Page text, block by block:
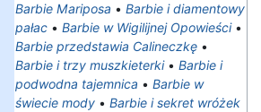
Barbie Mariposa • Barbie i diamentowy
pałac • Barbie w Wigilijnej Opowieści•
Barbie przedstawia Calineczkę •
Barbie i trzy muszkieterki• Barbie i
podwodna tajemnica • Barbie w
świecie mody • Barbie i sekret wróżek